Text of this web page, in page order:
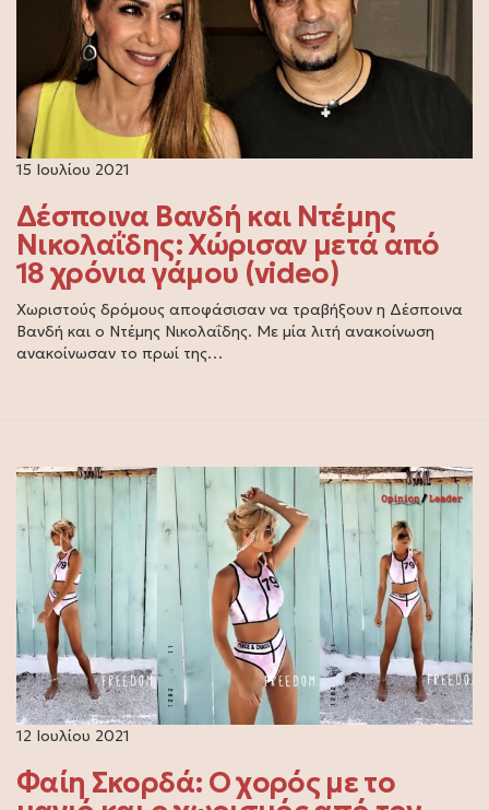
15 Ιουλίου 2021
Δέσποινα Βανδή και Ντέμης
Νικολαΐδης: Χώρισαν μετά από
18 χρόνια γάμου (video)
Χωριστούς δρόμους αποφάσισαν να τραβήξουν η Δέσποινα
Βανδή και ο Ντέμης Νικολαΐδης. Με μία λιτή ανακοίνωση
ανακοίνωσαν το πρωί της…
12 Ιουλίου 2021
Φαίη Σκορδά: Ο χορός με το